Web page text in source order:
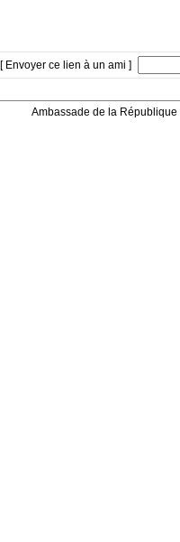
[ Envoyer ce lien à un ami ]
Ambassade de la